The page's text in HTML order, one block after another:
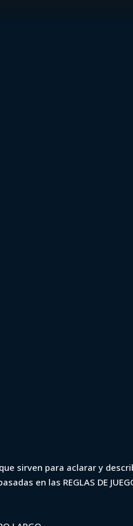
Cerro
sirven para aclarar y
en las REGLAS DE